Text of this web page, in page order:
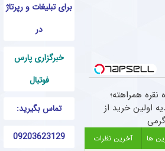
برای تبلیغات و رپرتاژ
در
خبرگزاری پارس
فوتبال
تماس بگیرید:
09203623129
نقره همراهته؛
اولین خرید از
گرمی
ها آخرین نظرات